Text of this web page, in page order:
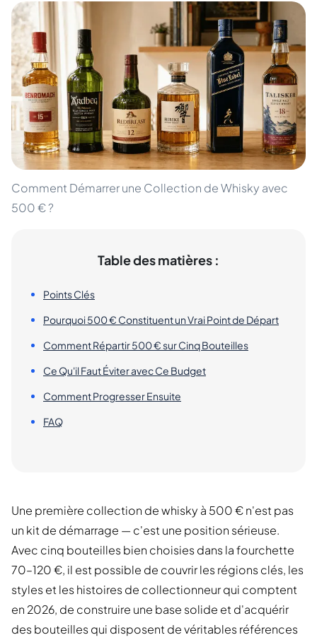
Comment Démarrer une Collection de Whisky avec
500 € ?
Table des matières :
Points Clés
Pourquoi 500 € Constituent un Vrai Point de Départ
Comment Répartir 500 € sur Cinq Bouteilles
Ce Qu'il Faut Éviter avec Ce Budget
Comment Progresser Ensuite
FAQ
Une première collection de whisky à 500 € n'est pas
un kit de démarrage — c'est une position sérieuse.
Avec cinq bouteilles bien choisies dans la fourchette
70–120 €, il est possible de couvrir les régions clés, les
styles et les histoires de collectionneur qui comptent
en 2026, de construire une base solide et d'acquérir
des bouteilles qui disposent de véritables références